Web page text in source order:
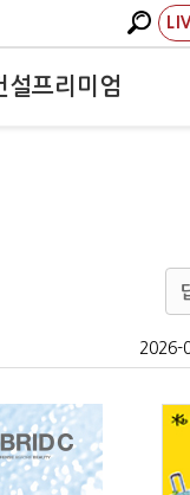
설프리미엄
2026-